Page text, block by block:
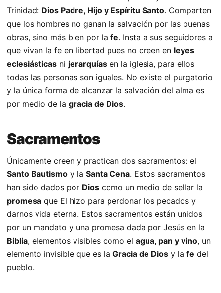
Trinidad: Dios Padre, Hijo y Espíritu Santo. Comparten
que los hombres no ganan la salvación por las buenas
obras, sino más bien por la fe. Insta a sus seguidores a
que vivan la fe en libertad pues no creen en leyes
eclesiásticas ni jerarquías en la iglesia, para ellos
todas las personas son iguales. No existe el purgatorio
y la única forma de alcanzar la salvación del alma es
por medio de la gracia de Dios.
Sacramentos
Únicamente creen y practican dos sacramentos: el
Santo Bautismo y la Santa Cena. Estos sacramentos
han sido dados por Dios como un medio de sellar la
promesa que El hizo para perdonar los pecados y
darnos vida eterna. Estos sacramentos están unidos
por un mandato y una promesa dada por Jesús en la
Biblia, elementos visibles como el agua, pan y vino, un
elemento invisible que es la Gracia de Dios y la fe del
pueblo.